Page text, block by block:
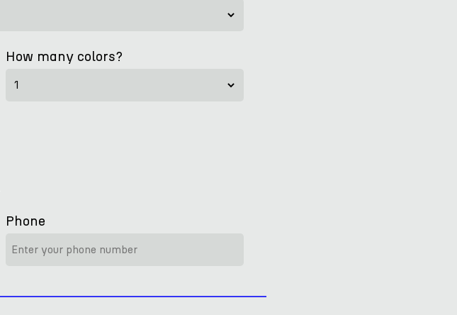
How many colors?
Phone